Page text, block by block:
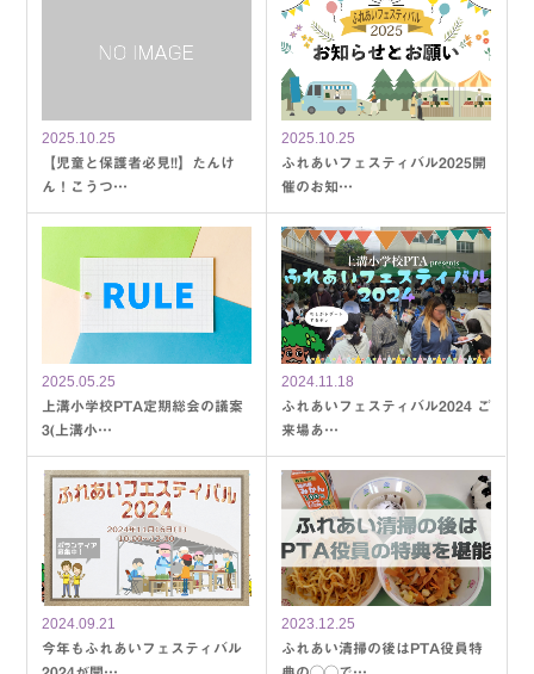
2025.10.25
【児童と保護者必見!!】たんけ
ん！こうつ…
2025.10.25
ふれあいフェスティバル2025開
催のお知…
2025.05.25
上溝小学校PTA定期総会の議案
3(上溝小…
2024.11.18
ふれあいフェスティバル2024 ご
来場あ…
2024.09.21
今年もふれあいフェスティバル
2023.12.25
ふれあい清掃の後はPTA役員特